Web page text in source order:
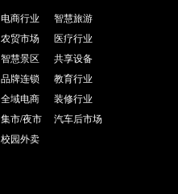
电商行业
智慧旅游
农贸市场
医疗行业
智慧景区
共享设备
品牌连锁
教育行业
全域电商
装修行业
集市/夜市
汽车后市场
校园外卖